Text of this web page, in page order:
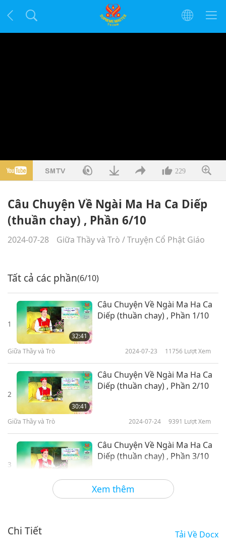
229
Câu Chuyện Về Ngài Ma Ha Ca Diếp
(thuần chay) , Phần 6/10
2024-07-28 Giữa Thầy và Trò /Truyện Cổ Phật Giáo
Xem thêm
Tất cả các phần(6/10)
1
32:41
Câu Chuyện Về Ngài Ma Ha Ca
Diếp (thuần chay) , Phần 1/10
Giữa Thầy và Trò 2024-07-23 11756 Lượt Xem
2
30:41
Câu Chuyện Về Ngài Ma Ha Ca
Diếp (thuần chay) , Phần 2/10
Giữa Thầy và Trò 2024-07-24 9391 Lượt Xem
3
Câu Chuyện Về Ngài Ma Ha Ca
Diếp (thuần chay) , Phần 3/10
Giữa Thầy và Trò 2024-07-25 8896
4
Chi Tiết Tải Về Docx